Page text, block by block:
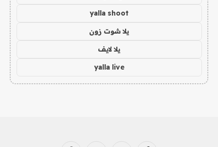
yalla shoot
يلا شوت زون
يلا لايف
yalla live